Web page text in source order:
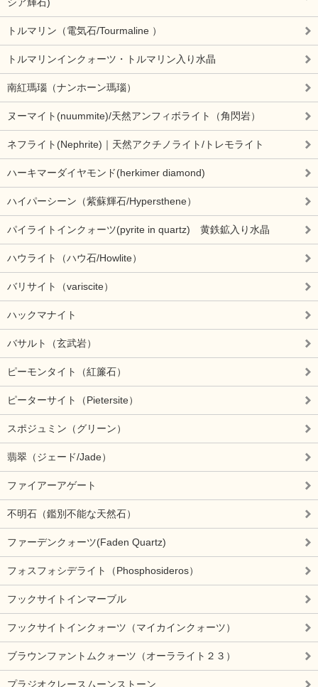
トルマリン（電気石/Tourmaline ）
トルマリンインクォーツ・トルマリン入り水晶
南紅瑪瑙（ナンホーン瑪瑙）
ヌーマイト(nuummite)/天然アンフィボライト（角閃岩）
ネフライト(Nephrite)｜天然アクチノライト/トレモライト
ハーキマーダイヤモンド(herkimer diamond)
ハイパーシーン（紫蘇輝石/Hypersthene）
パイライトインクォーツ(pyrite in quartz) 黄鉄鉱入り水晶
ハウライト（ハウ石/Howlite）
バリサイト（variscite）
ハックマナイト
バサルト（玄武岩）
ピーモンタイト（紅簾石）
ピーターサイト（Pietersite）
スポジュミン（グリーン）
翡翠（ジェード/Jade）
ファイアーアゲート
不明石（鑑別不能な天然石）
ファーデンクォーツ(Faden Quartz)
フォスフォシデライト（Phosphosideros）
フックサイトインマーブル
フックサイトインクォーツ（マイカインクォーツ）
ブラウンファントムクォーツ（オーラライト２３）
プラジオクレースムーンストーン